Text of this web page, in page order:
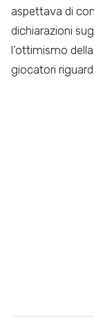
aspettava di
dichiarazioni
l’ottimismo
giocatori